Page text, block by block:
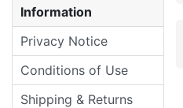
Information
Privacy Notice
Conditions of Use
Shipping & Returns